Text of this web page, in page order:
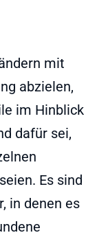
mit
abzielen,
im Hinblick
dafür sei,
Es sind
in denen es